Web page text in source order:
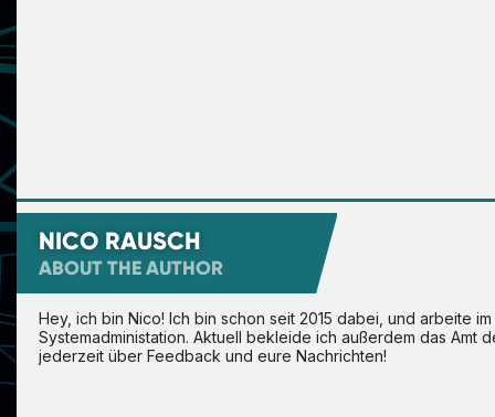
NICO RAUSCH
ABOUT THE AUTHOR
Hey, ich bin Nico! Ich bin schon seit 2015 dabei, und arbeite
Systemadministation. Aktuell bekleide ich außerdem das Amt
jederzeit über Feedback und eure Nachrichten!